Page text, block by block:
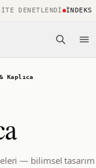
İNDEKS
Kaplıca
— bilimsel tasarım